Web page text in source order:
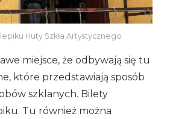
Huty Szkła Artystycznego
miejsce, że odbywają się tu
które przedstawiają sposób
szklanych. Bilety
Tu również można